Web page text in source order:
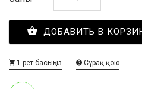
ДОБАВИТЬ В
1 рет басыңыз Сұрақ қою